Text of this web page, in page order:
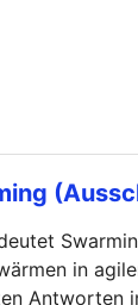
in
Antworten